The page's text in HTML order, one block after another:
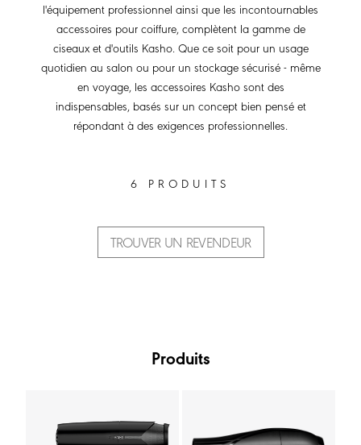
l'équipement professionnel ainsi que les incontournables
accessoires pour coiffure, complètent la gamme de
ciseaux et d'outils Kasho. Que ce soit pour un usage
quotidien au salon ou pour un stockage sécurisé - même
en voyage, les accessoires Kasho sont des
indispensables, basés sur un concept bien pensé et
répondant à des exigences professionnelles.
6 PRODUITS
TROUVER UN REVENDEUR
Produits